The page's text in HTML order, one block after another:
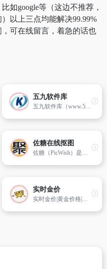
如google等（这边不推荐，
以上三点均能解决99.99%
可在线留言，着急的话也
五九软件库
五九软件库（www.5909.net）提供免费的电脑软件下载、APP软件下载、手机应用下载、Mac苹果软件下载，本站全力打造一个安全、快速、绿色、无病毒的软件和软件下载平台。
佐糖在线抠图
佐糖（PicWish）是一个多功能的图像创意平台，提供丰富的免费在线抠图，在线证件照抠图换背景，怀揣着“让图像处理高效和美好”的使命，为您提供完全免费的在线抠图工具。
实时金价
实时金价|黄金价格|实时黄金价格|金价实时数据